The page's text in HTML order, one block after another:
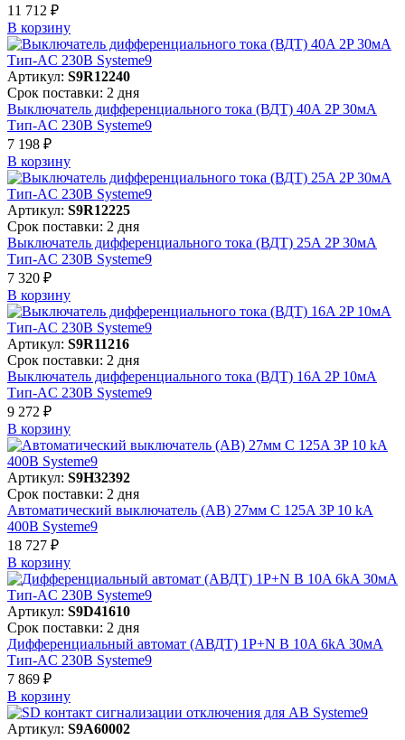
11 712 ₽
В корзинy
Артикул: S9R12240
Срок поставки: 2 дня
Выключатель дифференциального тока (ВДТ) 40A 2P 30мА
Тип-AC 230В Systeme9
7 198 ₽
В корзинy
Артикул: S9R12225
Срок поставки: 2 дня
Выключатель дифференциального тока (ВДТ) 25A 2P 30мА
Тип-AC 230В Systeme9
7 320 ₽
В корзинy
Артикул: S9R11216
Срок поставки: 2 дня
Выключатель дифференциального тока (ВДТ) 16A 2P 10мА
Тип-AC 230В Systeme9
9 272 ₽
В корзинy
Артикул: S9H32392
Срок поставки: 2 дня
Автоматический выключатель (АВ) 27мм C 125A 3P 10 kA
400В Systeme9
18 727 ₽
В корзинy
Артикул: S9D41610
Срок поставки: 2 дня
Дифференциальный автомат (АВДТ) 1P+N B 10A 6kA 30мА
Тип-AC 230В Systeme9
7 869 ₽
В корзинy
Артикул: S9A60002